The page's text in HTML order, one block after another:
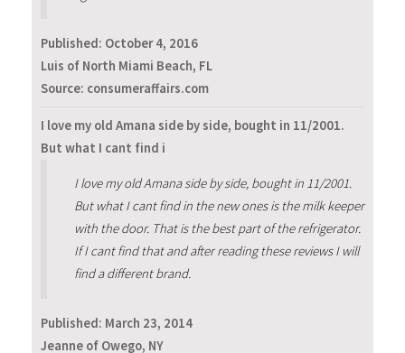
Published: October 4, 2016
Luis of North Miami Beach, FL
Source: consumeraffairs.com
I love my old Amana side by side, bought in 11/2001.
But what I cant find i
I love my old Amana side by side, bought in 11/2001.
But what I cant find in the new ones is the milk keeper
with the door. That is the best part of the refrigerator.
If I cant find that and after reading these reviews I will
find a different brand.
Published: March 23, 2014
Jeanne of Owego, NY